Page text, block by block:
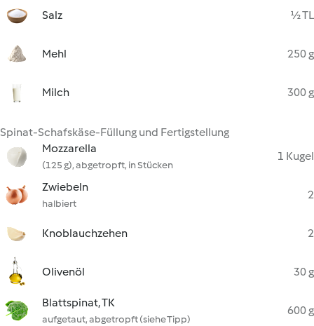
Salz ½ TL
Mehl 250 g
Milch 300 g
Spinat-Schafskäse-Füllung und Fertigstellung
Mozzarella
(125 g), abgetropft, in Stücken
1 Kugel
Zwiebeln
halbiert
2
Knoblauchzehen 2
Olivenöl 30 g
Blattspinat, TK
aufgetaut, abgetropft (siehe Tipp)
600 g